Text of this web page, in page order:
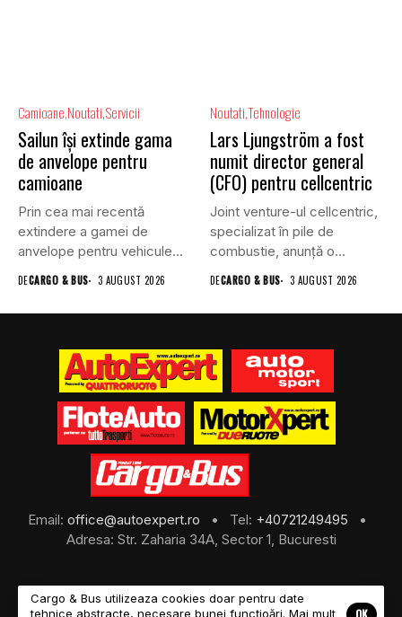
Camioane Noutati Servicii
Sailun își extinde gama
de anvelope pentru
camioane
Prin cea mai recentă
extindere a gamei de
anvelope pentru vehicule
comerciale,...
DECARGO & BUS 3 AUGUST 2026
NoutatiTehnologie
Lars Ljungström a fost
numit director general
(CFO) pentru cellcentric
Joint venture-ul cellcentric,
specializat în pile de
combustie, anunță o
schimbare în...
DECARGO & BUS 3 AUGUST 2026
Email: office@autoexpert.ro • Tel: +40721249495
•
Adresa: Str. Zaharia 34A, Sector 1, Bucuresti
Cargo & Bus utilizeaza cookies doar pentru date
tehnice abstracte, necesare bunei funcțioări. Mai mult
OK